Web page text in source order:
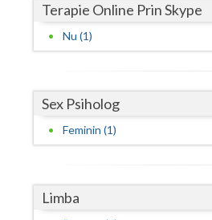
Hunedoara
Ialomita
Maramures
Mures
Terapie Online Prin Skype
Nu (1)
Sex Psiholog
Feminin (1)
Limba